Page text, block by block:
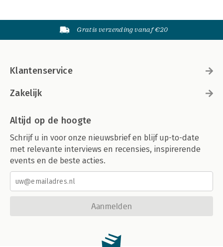
Gratis verzending vanaf €20
Klantenservice
Zakelijk
Altijd op de hoogte
Schrijf u in voor onze nieuwsbrief en blijf up-to-date
met relevante interviews en recensies, inspirerende
events en de beste acties.
Aanmelden